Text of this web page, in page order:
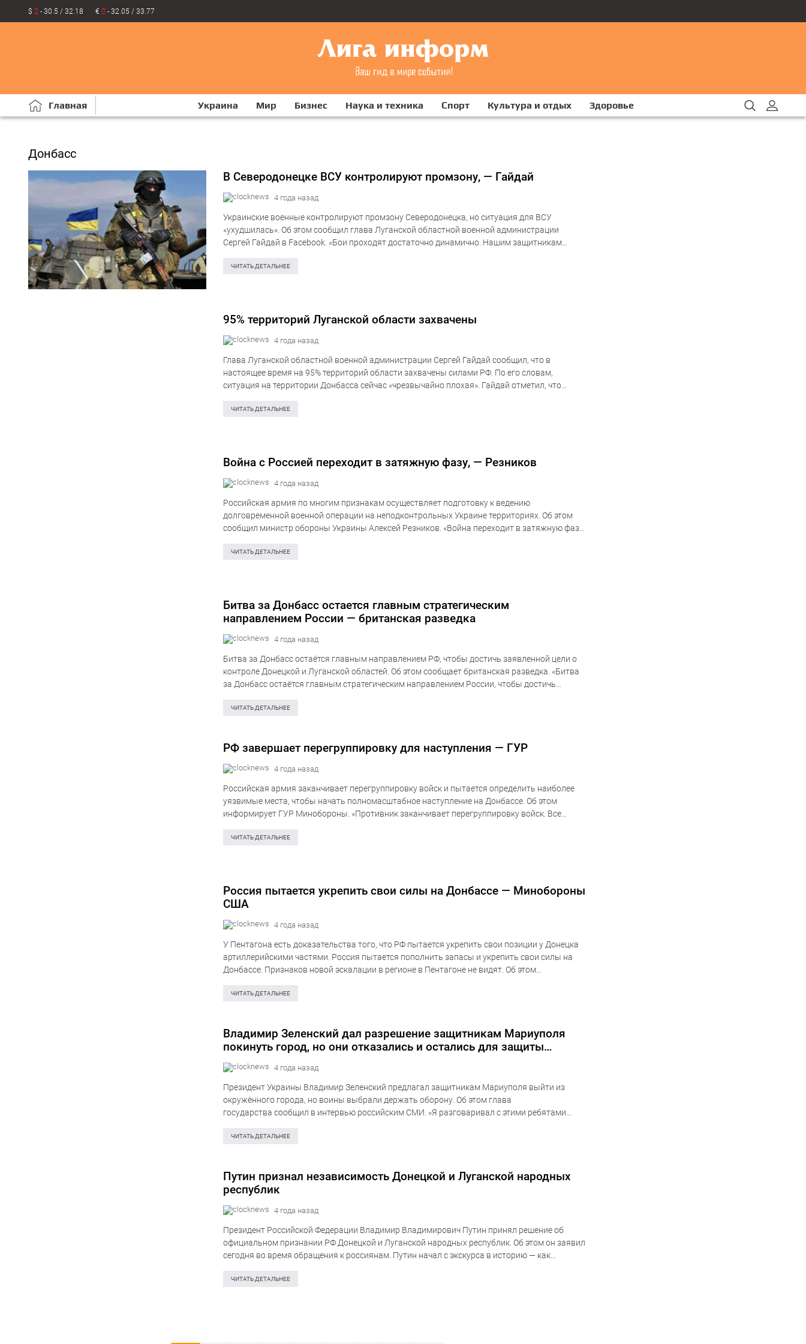
$ - 30.5 / 32.18 € - 32.05 / 33.77
Главная Украина Мир Бизнес Наука и техника Спорт Культура и отдых Здоровье
Донбасс
В Северодонецке ВСУ контролируют промзону, — Гайдай
4 года назад
Украинские военные контролируют промзону Северодонецка, но ситуация для ВСУ
«ухудшилась». Об этом сообщил глава Луганской областной военной администрации
Сергей Гайдай в Facebook. «Бои проходят достаточно динамично. Нашим защитникам
города. Но…
ЧИТАТЬ ДЕТАЛЬНЕЕ
95% территорий Луганской области захвачены
4 года назад
Глава Луганской областной военной администрации Сергей Гайдай сообщил, что в
настоящее время на 95% территорий области захвачены силами РФ. По его словам,
ситуация на территории Донбасса сейчас «чрезвычайно плохая». Гайдай отметил, что
ЧИТАТЬ ДЕТАЛЬНЕЕ
Война с Россией переходит в затяжную фазу, — Резников
4 года назад
Российская армия по многим признакам осуществляет подготовку к ведению
долговременной военной операции на неподконтрольных Украине территориях. Об этом
сообщил министр обороны Украины Алексей Резников. «Война переходит в затяжную фазу.
активно…
ЧИТАТЬ ДЕТАЛЬНЕЕ
Битва за Донбасс остается главным стратегическим
направлением России — британская разведка
4 года назад
Битва за Донбасс остаётся главным направлением РФ, чтобы достичь заявленной цели о
контроле Донецкой и Луганской областей. Об этом сообщает британская разведка. «Битва
за Донбасс остаётся главным стратегическим направлением России, чтобы достичь
ЧИТАТЬ ДЕТАЛЬНЕЕ
РФ завершает перегруппировку для наступления — ГУР
4 года назад
Российская армия заканчивает перегруппировку войск и пытается определить наиболее
уязвимые места, чтобы начать полномасштабное наступление на Донбассе. Об этом
информирует ГУР Минобороны. «Противник заканчивает перегруппировку войск. Все
Беларуси, возле наших северных…
ЧИТАТЬ ДЕТАЛЬНЕЕ
Россия пытается укрепить свои силы на Донбассе — Минобороны
США
4 года назад
У Пентагона есть доказательства того, что РФ пытается укрепить свои позиции у Донецка
артиллерийскими частями. Россия пытается пополнить запасы и укрепить свои силы на
Донбассе. Признаков новой эскалации в регионе в Пентагоне не видят. Об этом
ЧИТАТЬ ДЕТАЛЬНЕЕ
Владимир Зеленский дал разрешение защитникам Мариуполя
покинуть город, но они отказались и остались для защиты
жителей
4 года назад
Президент Украины Владимир Зеленский предлагал защитникам Мариуполя выйти из
окружённого города, но воины выбрали держать оборону. Об этом глава
государства сообщил в интервью российским СМИ. «Я разговаривал с этими ребятами
ЧИТАТЬ ДЕТАЛЬНЕЕ
Путин признал независимость Донецкой и Луганской народных
республик
4 года назад
Президент Российской Федерации Владимир Владимирович Путин принял решение об
официальном признании РФ Донецкой и Луганской народных республик. Об этом он заявил
сегодня во время обращения к россиянам. Путин начал с экскурса в историю — как
ЧИТАТЬ ДЕТАЛЬНЕЕ